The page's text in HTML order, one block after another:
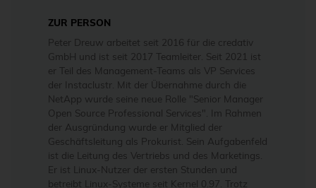
ZUR PERSON
Peter Dreuw arbeitet seit 2016 für die credativ
GmbH und ist seit 2017 Teamleiter. Seit 2021 ist
er Teil des Management-Teams als VP Services
der Instaclustr. Mit der Übernahme durch die
NetApp wurde seine neue Rolle "Senior Manager
Open Source Professional Services". Im Rahmen
der Ausgründung wurde er Mitglied der
Geschäftsleitung als Prokurist. Sein Aufgabenfeld
ist die Leitung des Vertriebs und des Marketings.
Er ist Linux-Nutzer der ersten Stunden und
betreibt Linux-Systeme seit Kernel 0.97. Trotz